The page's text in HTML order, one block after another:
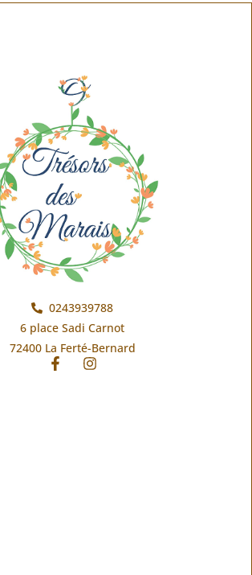
0243939788
6 place Sadi Carnot
72400 La Ferté-Bernard